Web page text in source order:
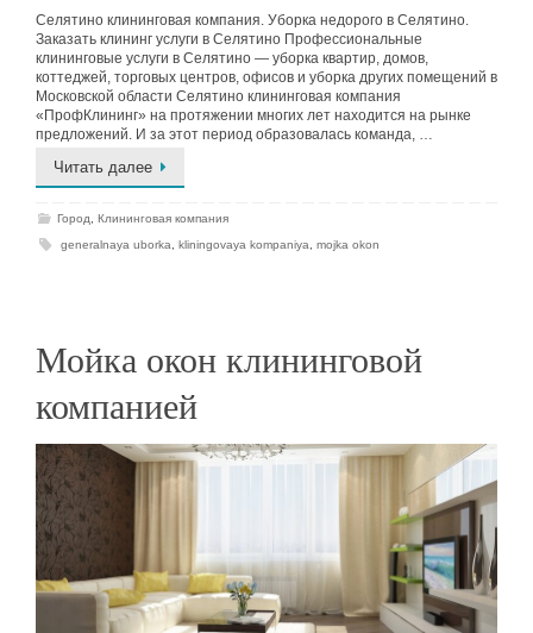
Селятино клининговая компания. Уборка недорого в Селятино.
Заказать клининг услуги в Селятино Профессиональные
клининговые услуги в Селятино — уборка квартир, домов,
коттеджей, торговых центров, офисов и уборка других помещений в
Московской области Селятино клининговая компания
«ПрофКлининг» на протяжении многих лет находится на рынке
предложений. И за этот период образовалась команда, …
Читать далее
Город ,Клининговая компания
generalnaya uborka
,kliningovaya kompaniya ,mojka okon
Мойка окон клининговой
компанией